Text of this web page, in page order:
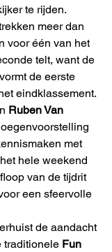
te rijden.
meer dan
voor één van het
telt, want de
de eerste
eindklassement.
Ruben Van
met
hele weekend
van de tijdrit
een sfeervolle
de aandacht
traditionele Fun